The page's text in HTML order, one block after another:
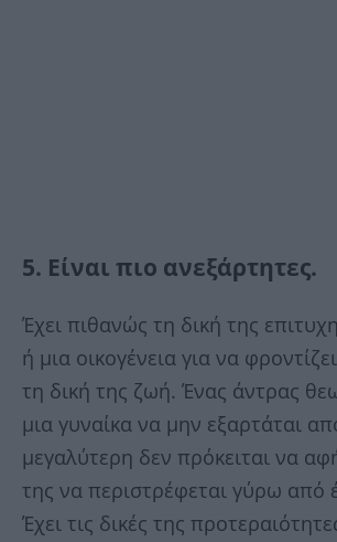
5. Είναι πιο ανεξάρτητες.
Έχει πιθανώς τη δική της
ή μια οικογένεια για να
τη δική της ζωή. Ένας άντρας
μια γυναίκα να μην εξαρτάται
μεγαλύτερη δεν πρόκειται να
της να περιστρέφεται γύρω από
Έχει τις δικές της